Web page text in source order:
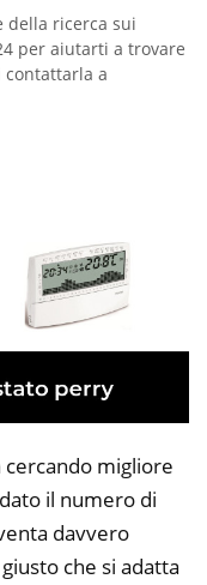
della ricerca sui
per aiutarti a trovare
contattarla a
cercando migliore
il numero di
davvero
che si adatta